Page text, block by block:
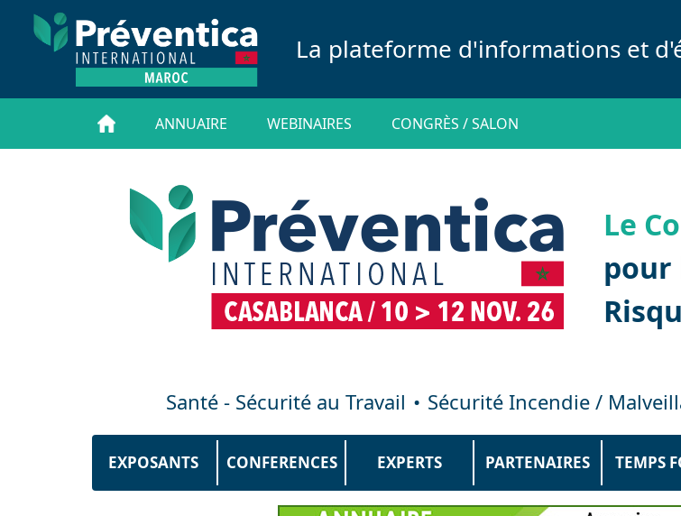
La plateforme d'informations et
ANNUAIRE WEBINAIRES CONGRÈS / SALON
Le
pour
Santé - Sécurité au Travail Sécurité Incendie /
EXPOSANTS CONFERENCES EXPERTS PARTENAIRES TEMPS